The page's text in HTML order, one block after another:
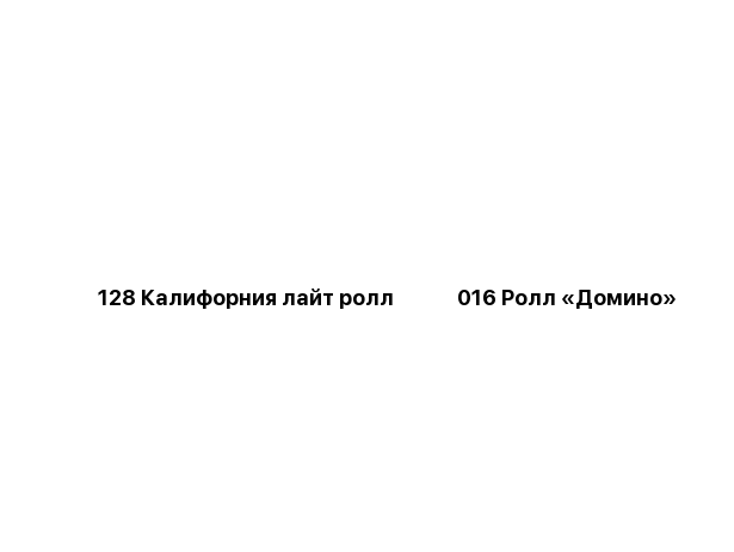
128 Калифорния лайт ролл 016 Ролл «Домино»